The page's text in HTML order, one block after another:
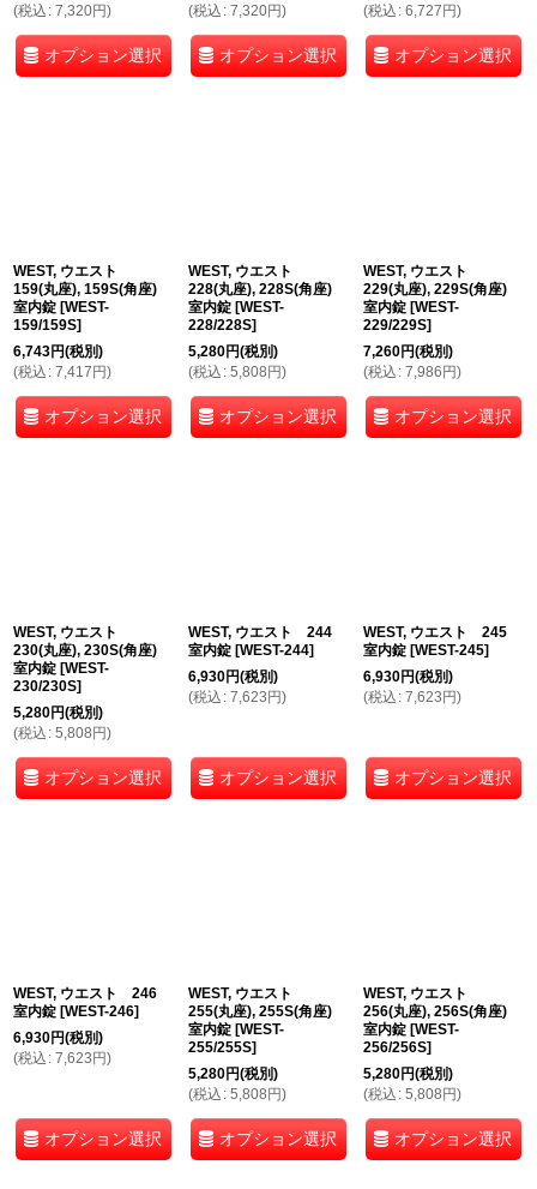
(税込 : 7,320円)
オプション選択
(税込 : 7,320円)
オプション選択
(税込 : 6,727円)
オプション選択
WEST, ウエスト
159(丸座), 159S(角座)
室内錠 [WEST-
159/159S]
6,743円(税別)
(税込 : 7,417円)
オプション選択
WEST, ウエスト
228(丸座), 228S(角座)
室内錠 [WEST-
228/228S]
5,280円(税別)
(税込 : 5,808円)
オプション選択
WEST, ウエスト
229(丸座), 229S(角座)
室内錠 [WEST-
229/229S]
7,260円(税別)
(税込 : 7,986円)
オプション選択
WEST, ウエスト
230(丸座), 230S(角座)
室内錠 [WEST-
230/230S]
5,280円(税別)
(税込 : 5,808円)
オプション選択
WEST, ウエスト 244
室内錠 [WEST-244]
6,930円(税別)
(税込 : 7,623円)
オプション選択
WEST, ウエスト 245
室内錠 [WEST-245]
6,930円(税別)
(税込 : 7,623円)
オプション選択
WEST, ウエスト 246
室内錠 [WEST-246]
6,930円(税別)
(税込 : 7,623円)
オプション選択
WEST, ウエスト
255(丸座), 255S(角座)
室内錠 [WEST-
255/255S]
5,280円(税別)
(税込 : 5,808円)
オプション選択
WEST, ウエスト
256(丸座), 256S(角座)
室内錠 [WEST-
256/256S]
5,280円(税別)
(税込 : 5,808円)
オプション選択